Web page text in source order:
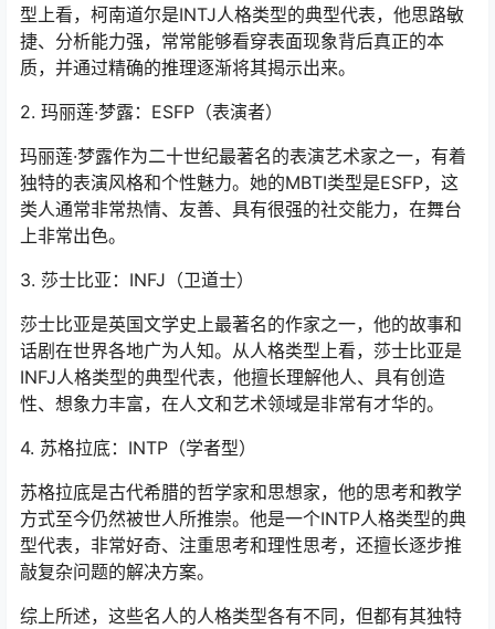
型上看，柯南道尔是INTJ人格类型的典型代表，他思路敏
捷、分析能力强，常常能够看穿表面现象背后真正的本
质，并通过精确的推理逐渐将其揭示出来。
2. 玛丽莲·梦露：ESFP（表演者）
玛丽莲·梦露作为二十世纪最著名的表演艺术家之一，有着
独特的表演风格和个性魅力。她的MBTI类型是ESFP，这
类人通常非常热情、友善、具有很强的社交能力，在舞台
上非常出色。
3. 莎士比亚：INFJ（卫道士）
莎士比亚是英国文学史上最著名的作家之一，他的故事和
话剧在世界各地广为人知。从人格类型上看，莎士比亚是
INFJ人格类型的典型代表，他擅长理解他人、具有创造
性、想象力丰富，在人文和艺术领域是非常有才华的。
4. 苏格拉底：INTP（学者型）
苏格拉底是古代希腊的哲学家和思想家，他的思考和教学
方式至今仍然被世人所推崇。他是一个INTP人格类型的典
型代表，非常好奇、注重思考和理性思考，还擅长逐步推
敲复杂问题的解决方案。
综上所述，这些名人的人格类型各有不同，但都有其独特